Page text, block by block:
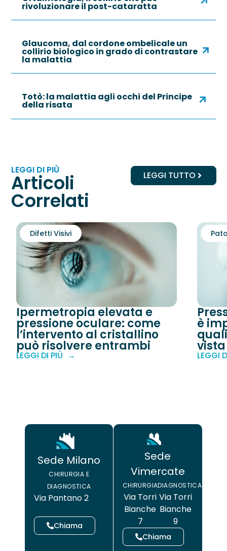
rivoluzionare il post-cataratta
Glaucoma, dal cordone ombelicale un
collirio biologico in grado di contrastare
la malattia
Totò: la malattia agli occhi del Principe
della risata
LEGGI DI PIÙ
Articoli
Correlati
LEGGI TUTTO
Ipermetropia elevata e
pressione oculare: come
l’intervento al cristallino
può risolvere entrambi
Difetti Visivi
LEGGI DI PIÙ
è
vista
LEGGI
Sede Milano
CHIRURGIA E
DIAGNOSTICA
Via Pantano 2
Chiama
Sede
Vimercate
CHIRURGIA
Via Torri
Bianche
7
DIAGNOSTICA
Via Torri
Bianche
9
Chiama